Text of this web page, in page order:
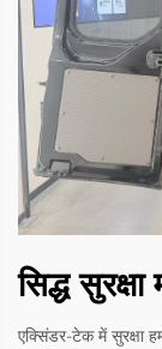
सिद्ध
एक्सिंडर-टेक में सुरक्षा